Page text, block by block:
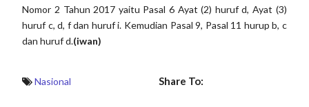
Nomor 2 Tahun 2017 yaitu Pasal 6 Ayat (2) huruf d, Ayat (3)
huruf c, d, f dan huruf i. Kemudian Pasal 9, Pasal 11 hurup b, c
dan huruf d.(iwan)
Nasional Share To: